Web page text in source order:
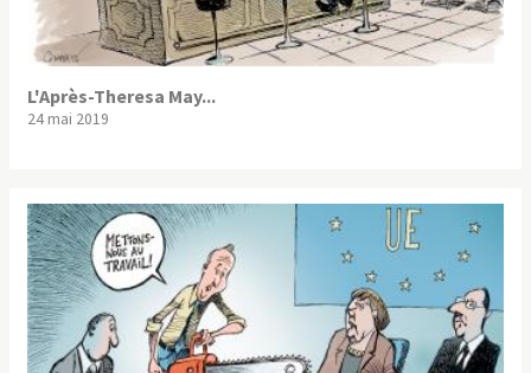
L'Après-Theresa May...
24 mai 2019